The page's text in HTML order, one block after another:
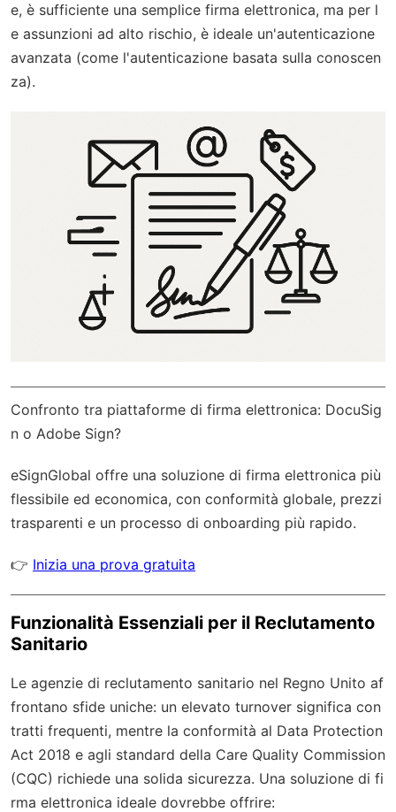
e, è sufficiente una semplice firma elettronica, ma per l
e assunzioni ad alto rischio, è ideale un'autenticazione
avanzata (come l'autenticazione basata sulla conoscen
za).
Confronto tra piattaforme di firma elettronica: DocuSig
n o Adobe Sign?
eSignGlobal offre una soluzione di firma elettronica più
flessibile ed economica, con conformità globale, prezzi
trasparenti e un processo di onboarding più rapido.
👉 Inizia una prova gratuita
Funzionalità Essenziali per il Reclutamento
Sanitario
Le agenzie di reclutamento sanitario nel Regno Unito af
frontano sfide uniche: un elevato turnover significa con
tratti frequenti, mentre la conformità al Data Protection
Act 2018 e agli standard della Care Quality Commission
(CQC) richiede una solida sicurezza. Una soluzione di fi
rma elettronica ideale dovrebbe offrire: